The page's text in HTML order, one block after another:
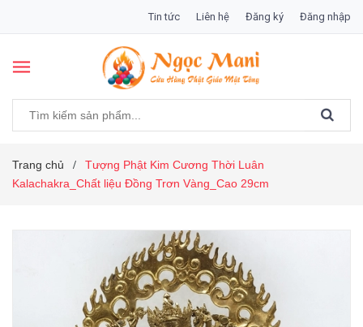
Tin tức Liên hệ Đăng ký Đăng nhập
Trang chủ /
Tượng Phật Kim Cương Thời Luân
Kalachakra_Chất liệu Đồng Trơn Vàng_Cao 29cm